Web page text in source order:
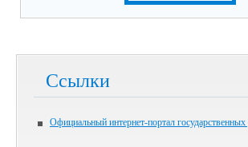
Ссылки
Официальный интернет-портал государственных